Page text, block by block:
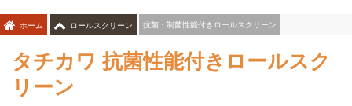
ホーム ロールスクリーン 抗菌・制菌性能付きロールスクリーン
タチカワ 抗菌性能付きロールスク
リーン